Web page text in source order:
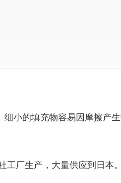
小的填充物容易因摩擦产
厂生产，大量供应到日本。